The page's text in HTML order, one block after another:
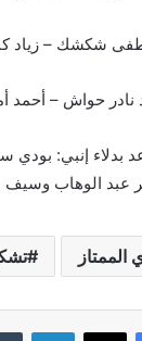
شكشك – زياد
نادر حواش – أحمد
بدلاء إنبي:
عبد الوهاب وسيف
الممتاز
فيسبوك X